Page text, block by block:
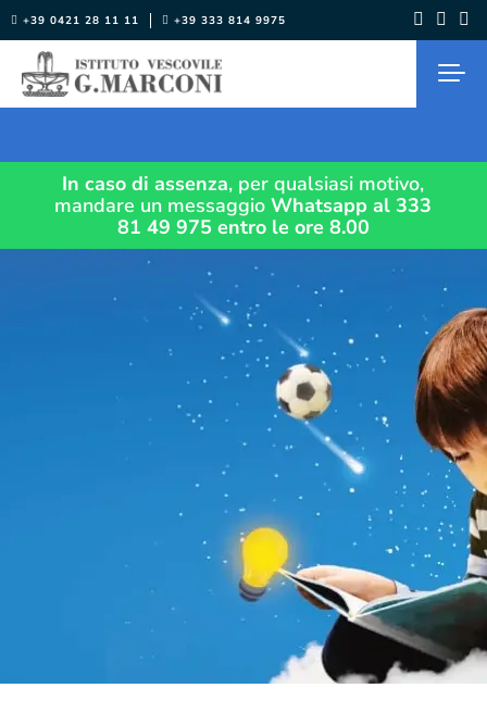
Salta
al
contenuto
+39 0421 28 11 11 +39 333 814 9975
In caso di assenza, per qualsiasi motivo,
mandare un messaggioWhatsapp al 333
81 49 975 entro le ore 8.00